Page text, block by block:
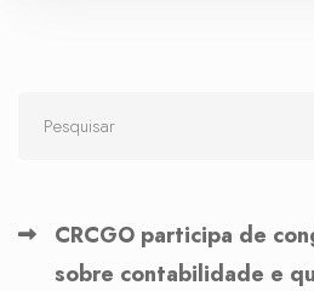
CRCGO participa de
sobre contabilidade e